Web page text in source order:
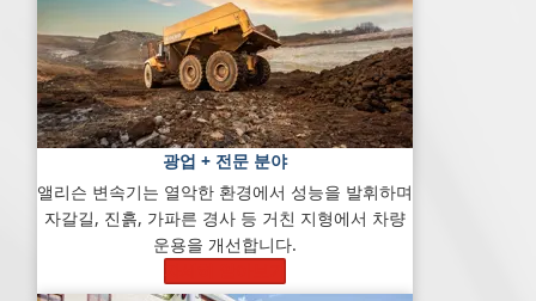
광업 + 전문 분야
앨리슨 변속기는 열악한 환경에서 성능을 발휘하며
자갈길, 진흙, 가파른 경사 등 거친 지형에서 차량
운용을 개선합니다.